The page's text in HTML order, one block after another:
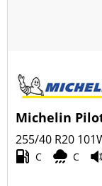
Michelin
255/40 R20 101
C C